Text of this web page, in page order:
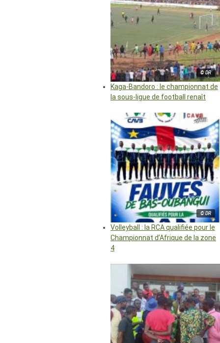
© DR
Kaga-Bandoro : le championnat de
la sous-ligue de football renaît
© DR
Volleyball : la RCA qualifiée pour le
Championnat d’Afrique de la zone
4